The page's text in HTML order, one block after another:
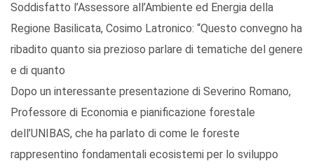
Soddisfatto l’Assessore all’Ambiente ed Energia della
Regione Basilicata, Cosimo Latronico: “Questo convegno ha
ribadito quanto sia prezioso parlare di tematiche del genere
e di quanto
Dopo un interessante presentazione di Severino Romano,
Professore di Economia e pianificazione forestale
dell’UNIBAS, che ha parlato di come le foreste
rappresentino fondamentali ecosistemi per lo sviluppo